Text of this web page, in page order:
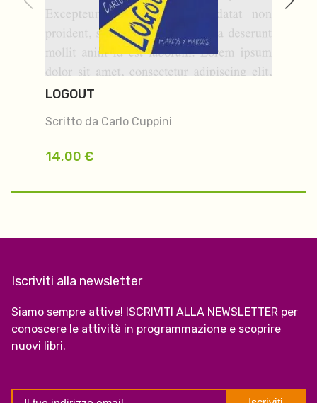
LOGOUT
Scritto da Carlo Cuppini
14,00 €
Iscriviti alla newsletter
Siamo sempre attive! ISCRIVITI ALLA NEWSLETTER per
conoscere le attività in programmazione e scoprire
nuovi libri.